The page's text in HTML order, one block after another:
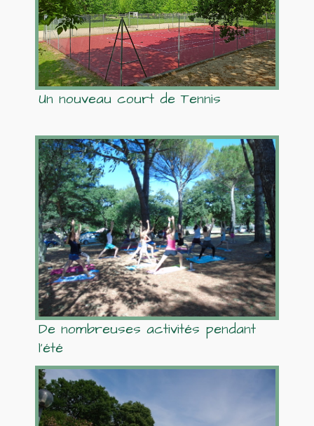
Un nouveau court de Tennis
De nombreuses activités pendant
l'été